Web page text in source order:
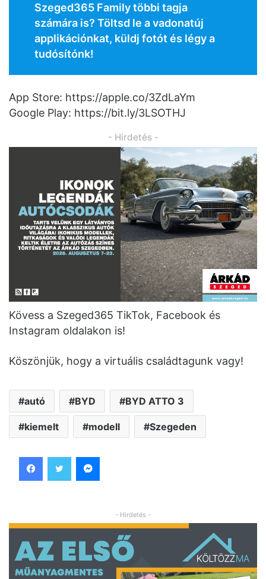
Szeged365 Family többi tagja
számára is? Töltsd le a vadonatúj
applikációnkat, küldj fotót és légy a
tudósítónk!
App Store: https://apple.co/3ZdLaYm
Google Play: https://bit.ly/3LSOTHJ
- Hirdetés -
Kövess a Szeged365 TikTok, Facebook és
Instagram oldalakon is!
Köszönjük, hogy a virtuális családtagunk vagy!
autó BYD BYD ATTO 3
kiemelt modell Szegeden
- Hirdetés -